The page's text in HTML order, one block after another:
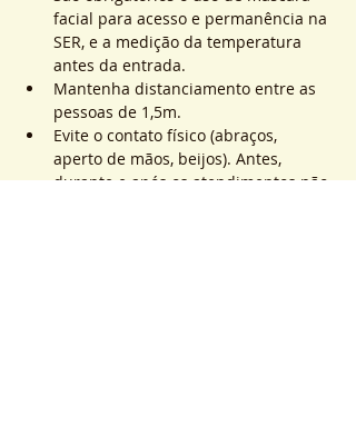
facial para acesso e permanência na
SER, e a medição da temperatura
antes da entrada.
Mantenha distanciamento entre as
pessoas de 1,5m.
Evite o contato físico (abraços,
aperto de mãos, beijos). Antes,
durante e após os atendimentos não